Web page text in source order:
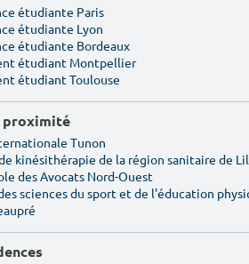
étudiante Paris
étudiante Lyon
étudiante Bordeaux
étudiant Montpellier
étudiant Toulouse
proximité
Tunon
kinésithérapie de la région sanitaire de
des Avocats Nord-Ouest
sciences du sport et de l'éducation